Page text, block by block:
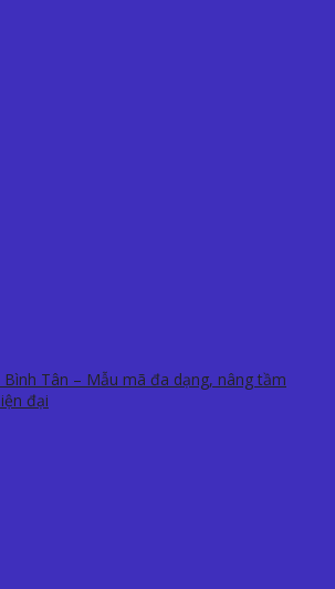
Tân – Mẫu mã đa dạng, nâng tầm
đại